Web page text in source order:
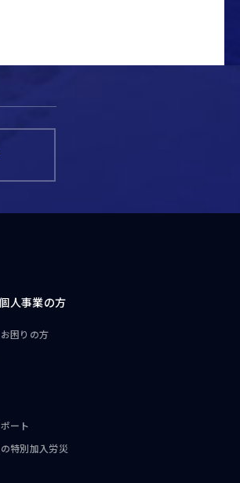
人事業の方
お困りの方
ート
特別加入労災